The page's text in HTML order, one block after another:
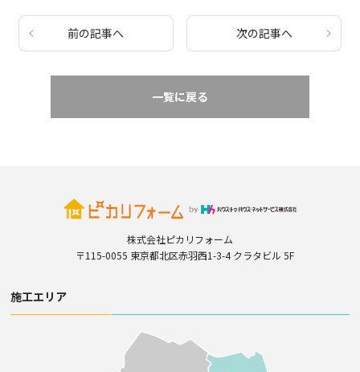
前の記事へ 次の記事へ
一覧に戻る
株式会社ピカリフォーム
〒115-0055 東京都北区赤羽西1-3-4 クラタビル 5F
施工エリア